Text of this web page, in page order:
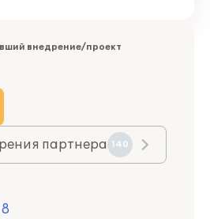
внедрение/проект
партнера 140